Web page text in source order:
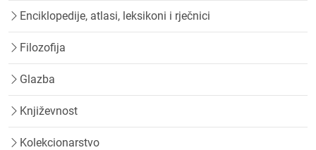
Enciklopedije, atlasi, leksikoni i rječnici
Filozofija
Glazba
Književnost
Kolekcionarstvo